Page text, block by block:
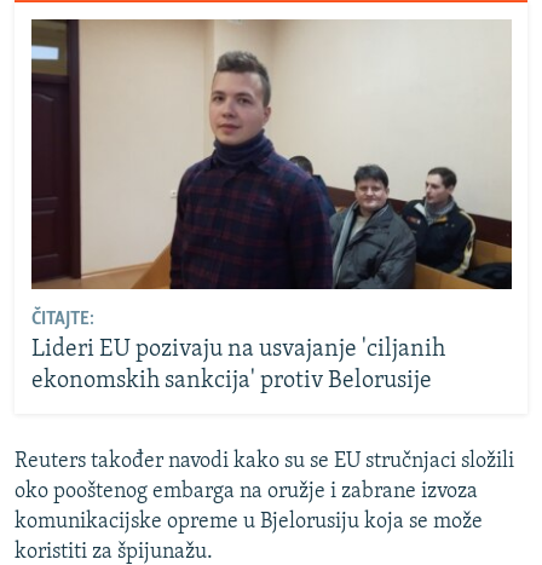
ČITAJTE:
Lideri EU pozivaju na usvajanje 'ciljanih
ekonomskih sankcija' protiv Belorusije
Reuters također navodi kako su se EU stručnjaci složili
oko pooštenog embarga na oružje i zabrane izvoza
komunikacijske opreme u Bjelorusiju koja se može
koristiti za špijunažu.